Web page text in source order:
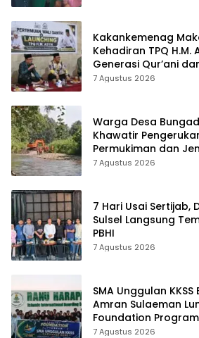
Kakankemenag
Kehadiran TPQ H.M.
Generasi Qur’ani
Spiritualitas
7 Agustus 2026
Warga Desa
Khawatir
Permukiman dan
7 Agustus 2026
7 Hari Usai Sertijab,
Sulsel Langsung
PBHI
7 Agustus 2026
SMA Unggulan
Amran Sulaeman
Foundation Program
7 Agustus 2026